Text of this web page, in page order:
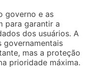
governo e as
para garantir a
dos usuários. A
governamentais
mas a proteção
prioridade máxima.